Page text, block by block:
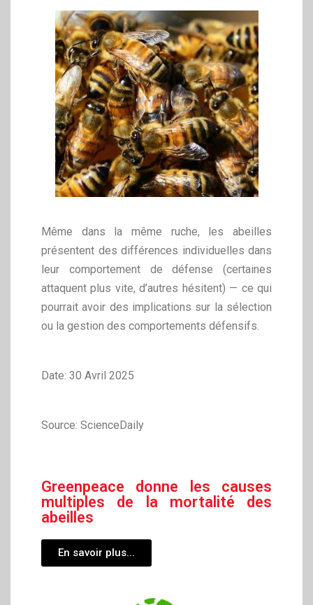
Même dans la même ruche, les abeilles
présentent des différences individuelles dans
leur comportement de défense (certaines
attaquent plus vite, d’autres hésitent) — ce qui
pourrait avoir des implications sur la sélection
ou la gestion des comportements défensifs.
Date: 30 Avril 2025
Source: ScienceDaily
Greenpeace donne les causes
multiples de la mortalité des
abeilles
En savoir plus...